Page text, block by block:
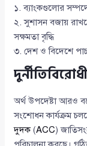
১. ব্যাংকগুলোর
২. সুশাসন বজায়
সক্ষমতা বৃদ্ধি
৩. দেশ ও বিদেশে
অর্থ উপদেষ্টা আরও
সংশোধন কার্যক্রম
দুদক(ACC)